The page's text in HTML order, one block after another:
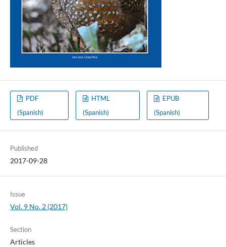
PDF
(Spanish)
HTML
(Spanish)
EPUB
(Spanish)
Published
2017-09-28
Issue
Vol. 9 No. 2 (2017)
Section
Articles